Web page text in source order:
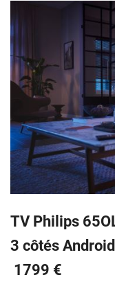
TV Philips
3 côtés
1799 €